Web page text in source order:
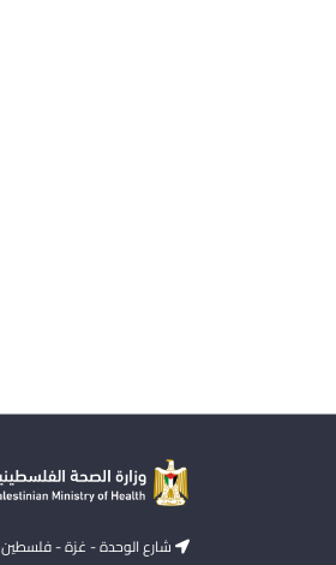
شارع الوحدة - غزة - فلسطين